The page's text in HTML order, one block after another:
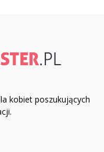
kobiet poszukujących